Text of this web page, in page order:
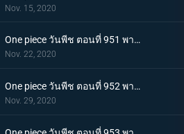
Nov. 15, 2020
One piece วันพีช ตอนที่ 951 พากย์ไทย การไล่ล่าของโอโรจิ! หน่วยรบนินจา vs โซโล
Nov. 22, 2020
One piece วันพีช ตอนที่ 952 พากย์ไทย การเผชิญหน้าอย่างไม่คาดคิด! ของสี่จักรพรรดิทั้งสองคน
Nov. 29, 2020